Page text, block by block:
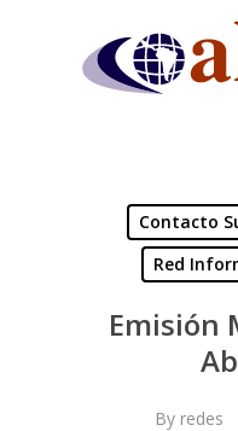
Contacto
Red
Emisión
By redes